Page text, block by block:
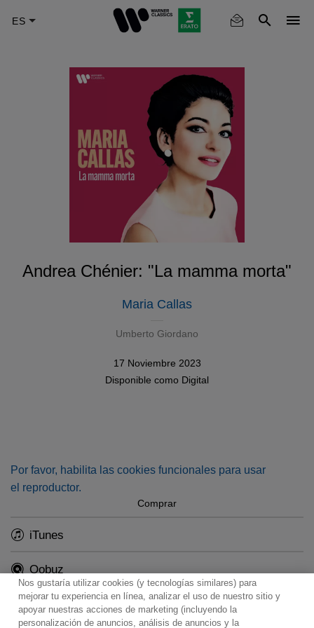
Andrea Chénier: "La mamma morta"
Maria Callas
Umberto Giordano
17 Noviembre 2023
Disponible como Digital
Por favor, habilita las cookies funcionales para usar
el reproductor.
Comprar
iTunes
Qobuz
Nos gustaría utilizar cookies (y tecnologías similares) para
mejorar tu experiencia en línea, analizar el uso de nuestro sitio y
apoyar nuestras acciones de marketing (incluyendo la
personalización de anuncios, análisis de anuncios y la